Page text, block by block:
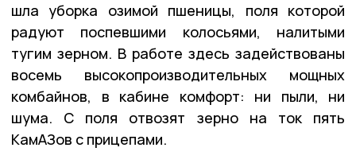
шла уборка озимой пшеницы, поля которой
радуют поспевшими колосьями, налитыми
тугим зерном. В работе здесь задействованы
восемь высокопроизводительных мощных
комбайнов, в кабине комфорт: ни пыли, ни
шума. С поля отвозят зерно на ток пять
КамАЗов с прицепами.